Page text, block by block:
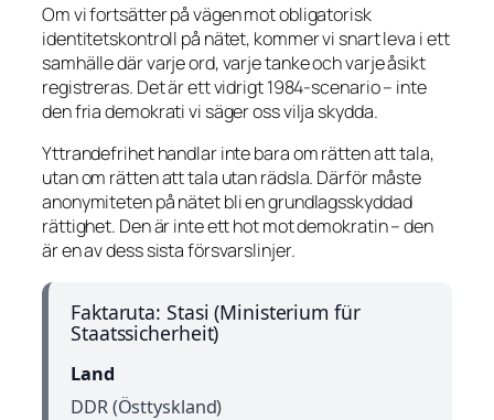
Om vi fortsätter på vägen mot obligatorisk
identitetskontroll på nätet, kommer vi snart leva i ett
samhälle där varje ord, varje tanke och varje åsikt
registreras. Det är ett vidrigt 1984-scenario – inte
den fria demokrati vi säger oss vilja skydda.
Yttrandefrihet handlar inte bara om rätten att tala,
utan om rätten att tala utan rädsla. Därför måste
anonymiteten på nätet bli en grundlagsskyddad
rättighet. Den är inte ett hot mot demokratin – den
är en av dess sista försvarslinjer.
Faktaruta: Stasi (Ministerium für
Staatssicherheit)
Land
DDR (Östtyskland)